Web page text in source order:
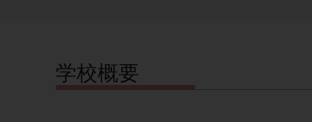
学校概要